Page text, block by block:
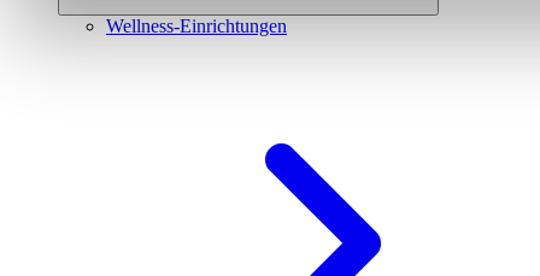
Wellness-Einrichtungen